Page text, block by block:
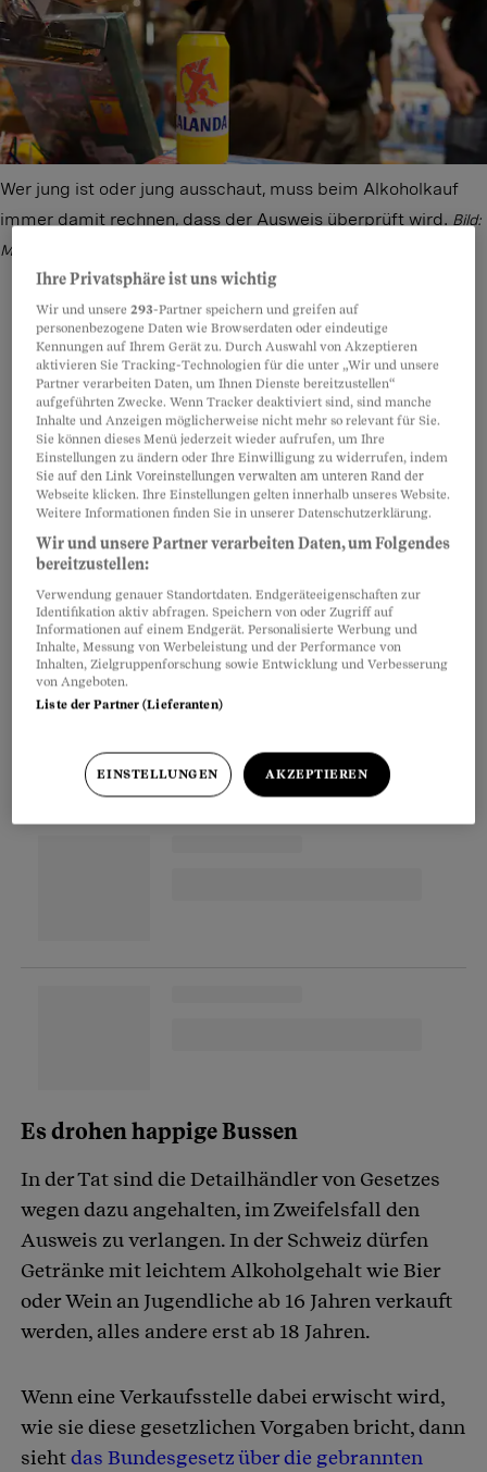
Wer jung ist oder jung ausschaut, muss beim Alkoholkauf
immer damit rechnen, dass der Ausweis überprüft wird. Bild:
Martin Rütschi/Keystone
Teilen Anhören Merken Kommentare
Artikel teilen
Rechtlich ist die Lage klar: Der Detailhandel hat
keine Verkaufspflicht. Wenn Sie sich also an der
Kasse weigern, Ihren Ausweis zu zeigen, dann
wird Ihnen das Geschäft auch keinen Alkohol
verkaufen. «Es ist nicht unsere Absicht, Kunden
zu belästigen» sagt Coop-Mediensprecher
Ramon Gander auf Anfrage des Beobachters.
«Da wir jedoch denJugendschutzsehr ernst
nehmen, muss auch ab und zu jemand die ID
vorweisen, der nicht erst kürzlich seinen 18.
Partnerinhalte
Es drohen happige Bussen
In der Tat sind die Detailhändler von Gesetzes
wegen dazu angehalten, im Zweifelsfall den
Ausweis zu verlangen. In der Schweiz dürfen
Getränke mit leichtem Alkoholgehalt wie Bier
oder Wein an Jugendliche ab 16 Jahren verkauft
werden, alles andere erst ab 18 Jahren.
Wenn eine Verkaufsstelle dabei erwischt wird,
wie sie diese gesetzlichen Vorgaben bricht, dann
siehtdas Bundesgesetz über die gebrannten
Ihre Privatsphäre ist uns wichtig
Wir und unsere293-Partner speichern und greifen auf
personenbezogene Daten wie Browserdaten oder eindeutige
Kennungen auf Ihrem Gerät zu. Durch Auswahl von Akzeptieren
aktivieren Sie Tracking-Technologien für die unter „Wir und unsere
Partner verarbeiten Daten, um Ihnen Dienste bereitzustellen“
aufgeführten Zwecke. Wenn Tracker deaktiviert sind, sind manche
Inhalte und Anzeigen möglicherweise nicht mehr so relevant für Sie.
Sie können dieses Menü jederzeit wieder aufrufen, um Ihre
Einstellungen zu ändern oder Ihre Einwilligung zu widerrufen, indem
Sie auf den Link Voreinstellungen verwalten am unteren Rand der
Webseite klicken. Ihre Einstellungen gelten innerhalb unseres Website.
Weitere Informationen finden Sie in unserer Datenschutzerklärung.
Wir und unsere Partner verarbeiten Daten, um Folgendes
bereitzustellen:
Verwendung genauer Standortdaten. Endgeräteeigenschaften zur
Identifikation aktiv abfragen. Speichern von oder Zugriff auf
Informationen auf einem Endgerät. Personalisierte Werbung und
Inhalte, Messung von Werbeleistung und der Performance von
Inhalten, Zielgruppenforschung sowie Entwicklung und Verbesserung
von Angeboten.
Liste der Partner (Lieferanten)
EINSTELLUNGEN AKZEPTIEREN